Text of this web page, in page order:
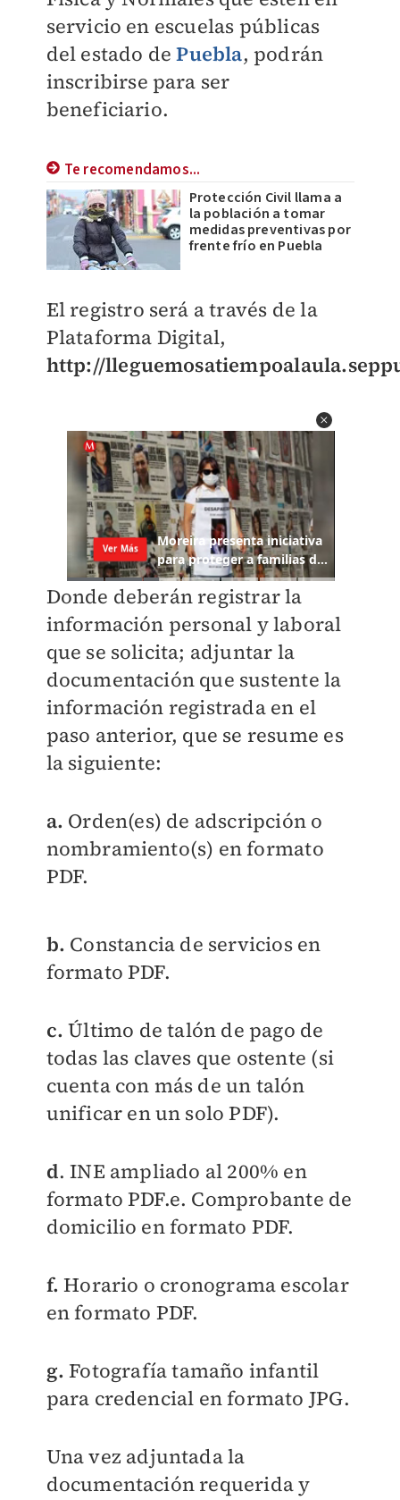
servicio en escuelas públicas
del estado dePuebla, podrán
inscribirse para ser
beneficiario.
Te recomendamos...
Protección Civil llama a
la población a tomar
medidas preventivas por
frente frío en Puebla
El registro será a través de la
Plataforma Digital,
http://
Donde deberán registrar la
información personal y laboral
que se solicita; adjuntar la
documentación que sustente la
información registrada en el
paso anterior, que se resume es
la siguiente:
a. Orden(es) de adscripción o
nombramiento(s) en formato
PDF.
b. Constancia de servicios en
formato PDF.
c. Último de talón de pago de
todas las claves que ostente (si
cuenta con más de un talón
unificar en un solo PDF).
d. INE ampliado al 200% en
formato PDF.e. Comprobante de
domicilio en formato PDF.
f. Horario o cronograma escolar
en formato PDF.
g. Fotografía tamaño infantil
para credencial en formato JPG.
Una vez adjuntada la
documentación requerida y